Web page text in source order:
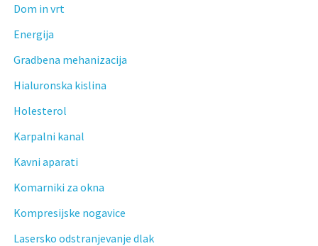
Dom in vrt
Energija
Gradbena mehanizacija
Hialuronska kislina
Holesterol
Karpalni kanal
Kavni aparati
Komarniki za okna
Kompresijske nogavice
Lasersko odstranjevanje dlak